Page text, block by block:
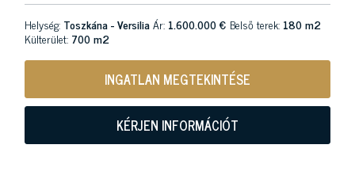
Helység: Toszkána - VersiliaÁr: 1.600.000 € Belső terek: 180 m2
Külterület: 700 m2
INGATLAN MEGTEKINTÉSE
KÉRJEN INFORMÁCIÓT